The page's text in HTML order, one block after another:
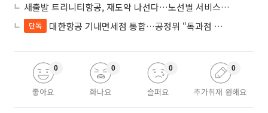
새출발 트리니티항공, 재도약 나선다…노선별 서비스 차별화
단독 대한항공 기내면세점 통합…공정위 “독과점 여부 따진다”
좋아요
0
화나요
0
슬퍼요
0
추가취재 원해요
0